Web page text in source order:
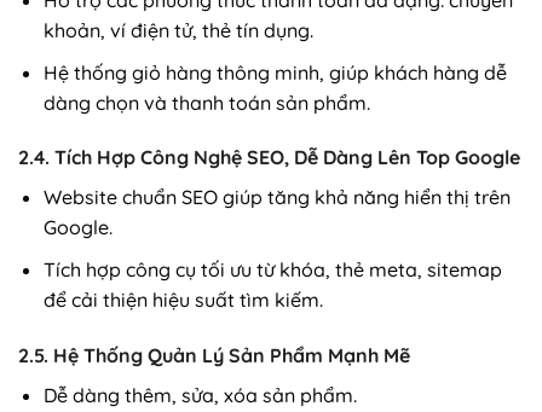
khoản, ví điện tử, thẻ tín dụng.
Hệ thống giỏ hàng thông minh, giúp khách hàng dễ
dàng chọn và thanh toán sản phẩm.
2.4. Tích Hợp Công Nghệ SEO, Dễ Dàng Lên Top Google
Website chuẩn SEO giúp tăng khả năng hiển thị trên
Google.
Tích hợp công cụ tối ưu từ khóa, thẻ meta, sitemap
để cải thiện hiệu suất tìm kiếm.
2.5. Hệ Thống Quản Lý Sản Phẩm Mạnh Mẽ
Dễ dàng thêm, sửa, xóa sản phẩm.